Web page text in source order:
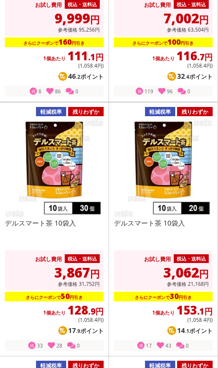
お試し費用 税込・送料込
9,999円
参考価格 95,256円
さらにクーポンで160円引き
1個あたり 111.1円
(1,058.4円)
46.2ポイント
残 8 86 0
お試し費用 税込・送料込
7,002円
参考価格 63,504円
さらにクーポンで100円引き
1個あたり 116.7円
(1,058.4円)
32.4ポイント
残 119 96 0
軽減税率 残りわずか
デルスマート茶 10袋入
お試し費用 税込・送料込
3,867円
参考価格 31,752円
さらにクーポンで50円引き
1個あたり 128.9円
(1,058.4円)
17.9ポイント
残 33 28 0
軽減税率 残りわずか
デルスマート茶 10袋入
お試し費用 税込・送料込
3,062円
参考価格 21,168円
さらにクーポンで30円引き
1個あたり 153.1円
(1,058.4円)
14.1ポイント
残 17 43 0
軽減税率 残りわずか 軽減税率 残りわずか